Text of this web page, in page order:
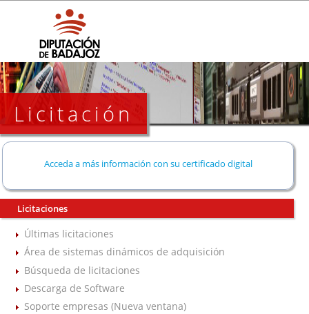
Licitación
Acceda a más información con su certificado digital
Licitaciones
Últimas licitaciones
Área de sistemas dinámicos de adquisición
Búsqueda de licitaciones
Descarga de Software
Soporte empresas (Nueva ventana)